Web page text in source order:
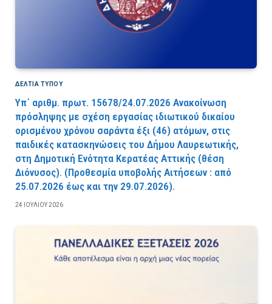
ΔΕΛΤΙΑ ΤΥΠΟΥ
Υπ΄ αριθμ. πρωτ. 15678/24.07.2026 Ανακοίνωση
πρόσληψης με σχέση εργασίας ιδιωτικού δικαίου
ορισμένου χρόνου σαράντα έξι (46) ατόμων, στις
παιδικές κατασκηνώσεις του Δήμου Λαυρεωτικής,
στη Δημοτική Ενότητα Κερατέας Αττικής (θέση
Διόνυσος). (Προθεσμία υποβολής Αιτήσεων : από
25.07.2026 έως και την 29.07.2026).
24 ΙΟΥΛΊΟΥ 2026